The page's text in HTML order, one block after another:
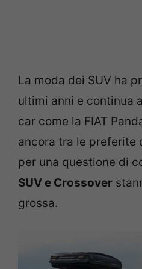
La moda dei SUV ha
ultimi anni e continua
car come la FIAT
ancora tra le preferite
per una questione di
SUV e Crossover
grossa.